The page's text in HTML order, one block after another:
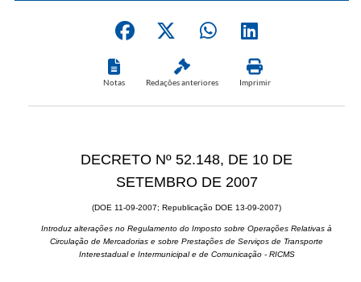
Notas Redações anteriores Imprimir
DECRETO Nº 52.148, DE 10 DE
SETEMBRO DE 2007
(DOE 11-09-2007; Republicação DOE 13-09-2007)
Introduz alterações no Regulamento do Imposto sobre Operações Relativas à
Circulação de Mercadorias e sobre Prestações de Serviços de Transporte
Interestadual e Intermunicipal e de Comunicação - RICMS